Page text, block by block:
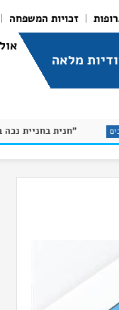
זכויות המשפחה
מלאה
חנית בחניית נכה בלי תו נכה? משרד התחבורה ישיק אפליקציה שתקשה על חונים שלא כדין להתחמק בשם: "חניתי" זכויות נכים נכה